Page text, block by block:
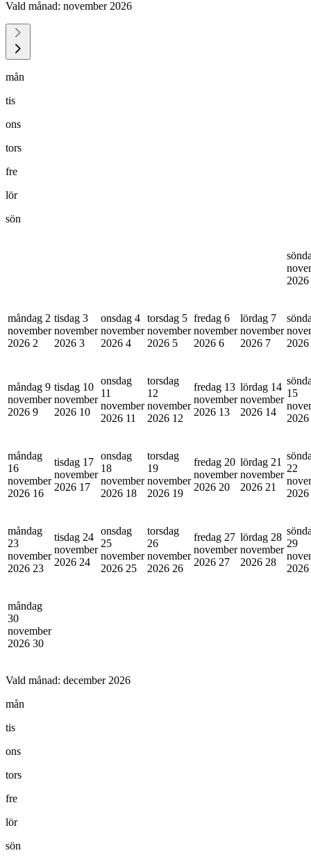
Vald månad: november 2026
mån
tis
ons
tors
fre
lör
sön
2026
måndag 2
november
2026 2
tisdag 3
november
2026 3
onsdag 4
november
2026 4
torsdag 5
november
2026 5
fredag 6
november
2026 6
lördag 7
november
2026 7
2026
måndag 9
november
2026 9
tisdag 10
november
2026 10
onsdag
11
november
2026 11
torsdag
12
november
2026 12
fredag 13
november
2026 13
lördag 14
november
2026 14
15
2026
måndag
16
november
2026 16
tisdag 17
november
2026 17
onsdag
18
november
2026 18
torsdag
19
november
2026 19
fredag 20
november
2026 20
lördag 21
november
2026 21
22
2026
måndag
23
november
2026 23
tisdag 24
november
2026 24
onsdag
25
november
2026 25
torsdag
26
november
2026 26
fredag 27
november
2026 27
lördag 28
november
2026 28
29
2026
måndag
30
november
2026 30
Vald månad: december 2026
mån
tis
ons
tors
fre
lör
sön